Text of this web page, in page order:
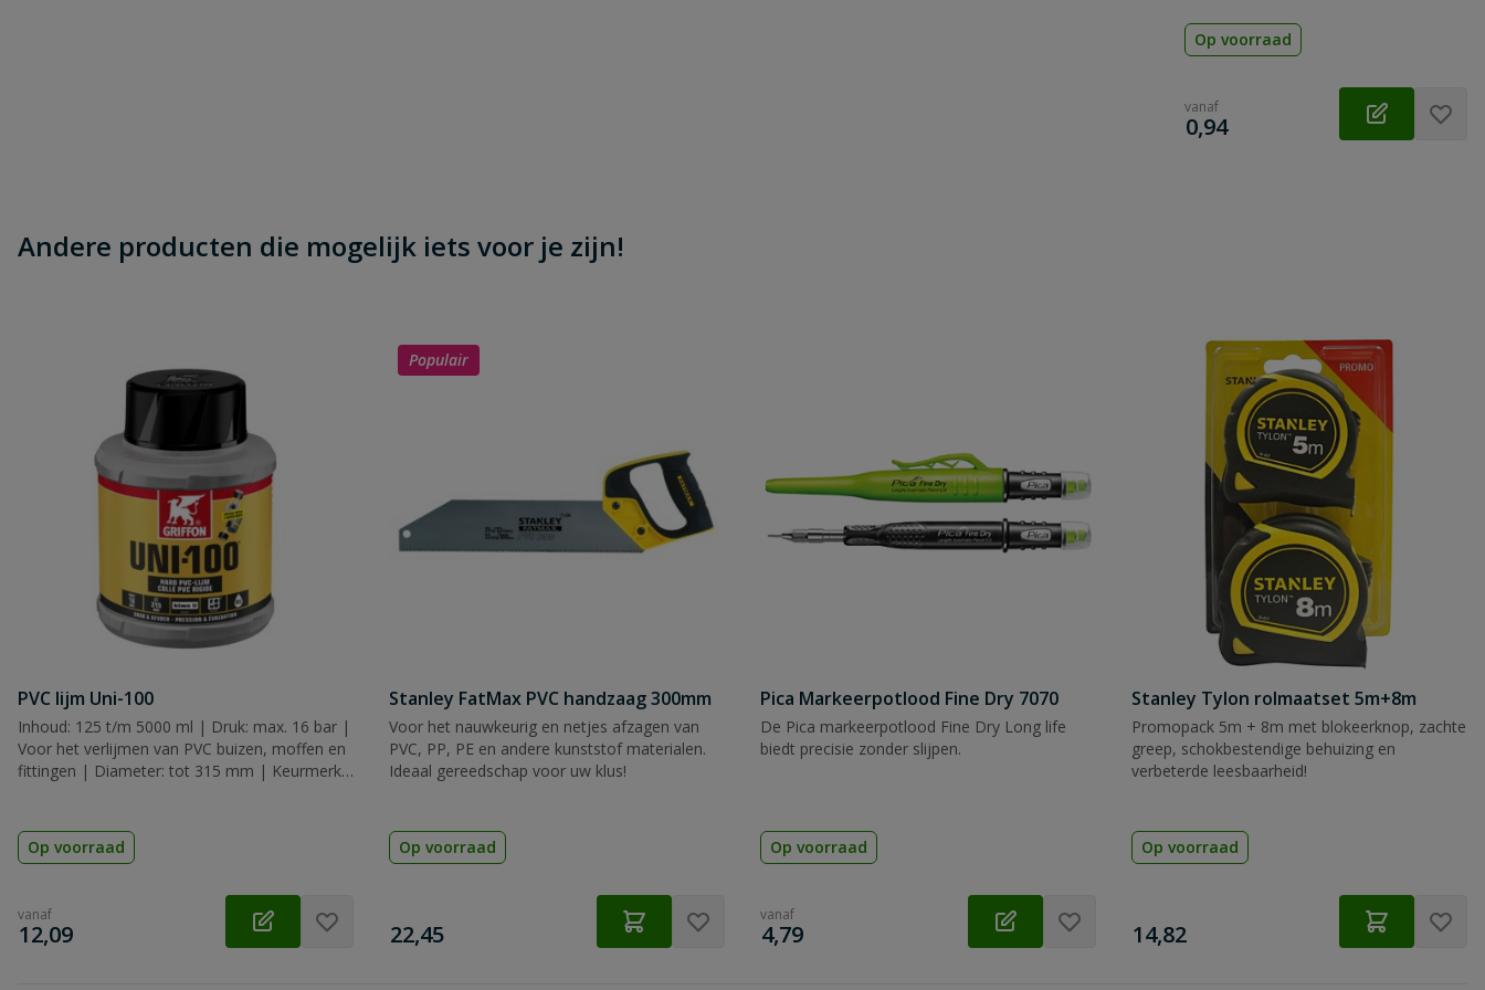
Op voorraad
vanaf
€
0,94
Andere producten die mogelijk iets voor je zijn!
PVC lijm Uni-100
Inhoud: 125 t/m 5000 ml | Druk: max. 16 bar |
Voor het verlijmen van PVC buizen, moffen en
fittingen | Diameter: tot 315 mm | Keurmerk:
Op voorraad
vanaf
€
12,09
Populair
Stanley FatMax PVC handzaag 300mm
Voor het nauwkeurig en netjes afzagen van
PVC, PP, PE en andere kunststof materialen.
Ideaal gereedschap voor uw klus!
Op voorraad
€
22,45
Pica Markeerpotlood Fine Dry 7070
De Pica markeerpotlood Fine Dry Long life
biedt precisie zonder slijpen.
Op voorraad
vanaf
€
4,79
Stanley Tylon rolmaatset 5m+8m
Promopack 5m + 8m met blokeerknop, zachte
greep, schokbestendige behuizing en
verbeterde leesbaarheid!
Op voorraad
€
14,82